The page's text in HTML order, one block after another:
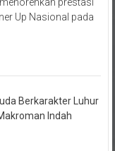
Indah